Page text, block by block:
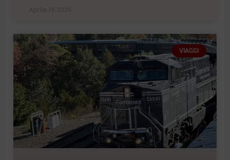
Aprile 19, 2026
VIAGGI